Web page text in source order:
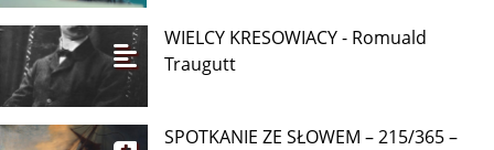
WIELCY KRESOWIACY - Romuald
Traugutt
SPOTKANIE ZE SŁOWEM – 215/365 –